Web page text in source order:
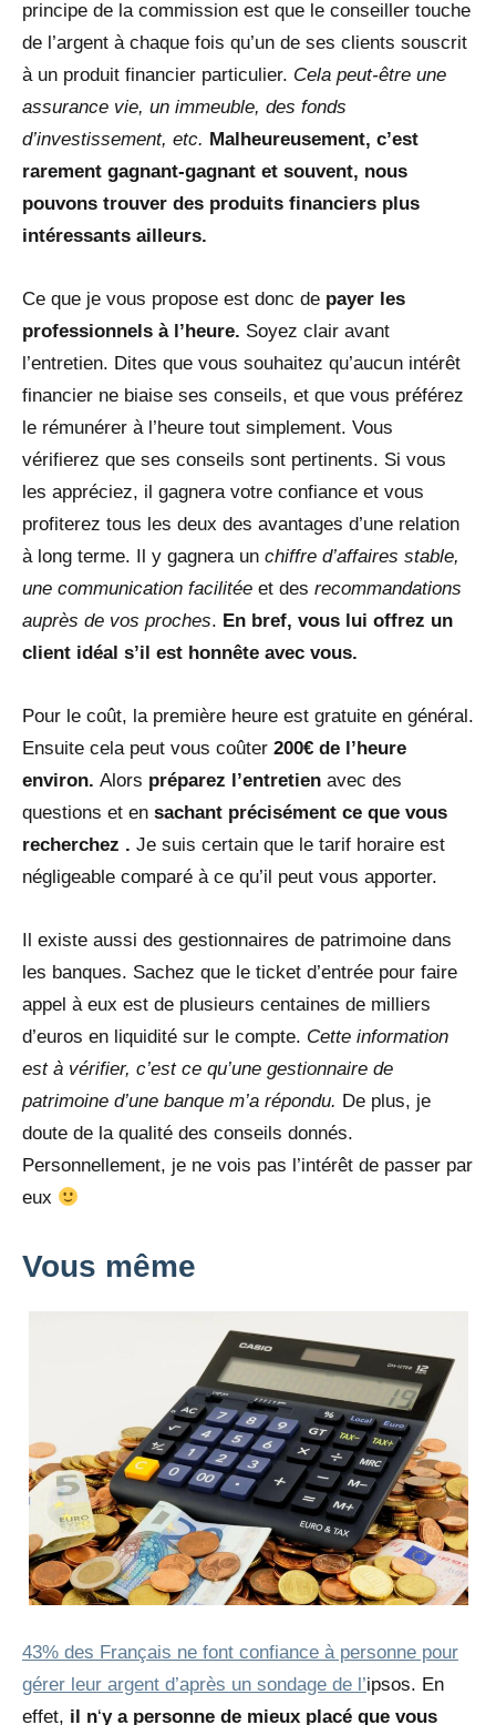
principe de la commission est que le conseiller touche
de l’argent à chaque fois qu’un de ses clients souscrit
à un produit financier particulier. Cela peut-être une
assurance vie, un immeuble, des fonds
d’investissement, etc. Malheureusement, c’est
rarement gagnant-gagnant et souvent, nous
pouvons trouver des produits financiers plus
intéressants ailleurs.
Ce que je vous propose est donc de payer les
professionnels à l’heure. Soyez clair avant
l’entretien. Dites que vous souhaitez qu’aucun intérêt
financier ne biaise ses conseils, et que vous préférez
le rémunérer à l’heure tout simplement. Vous
vérifierez que ses conseils sont pertinents. Si vous
les appréciez, il gagnera votre confiance et vous
profiterez tous les deux des avantages d’une relation
à long terme. Il y gagnera un chiffre d’affaires stable,
une communication facilitée et des recommandations
auprès de vos proches. En bref, vous lui offrez un
client idéal s’il est honnête avec vous.
Pour le coût, la première heure est gratuite en général.
Ensuite cela peut vous coûter 200€ de l’heure
environ. Alors préparez l’entretien avec des
questions et en sachant précisément ce que vous
recherchez . Je suis certain que le tarif horaire est
négligeable comparé à ce qu’il peut vous apporter.
Il existe aussi des gestionnaires de patrimoine dans
les banques. Sachez que le ticket d’entrée pour faire
appel à eux est de plusieurs centaines de milliers
d’euros en liquidité sur le compte. Cette information
est à vérifier, c’est ce qu’une gestionnaire de
patrimoine d’une banque m’a répondu. De plus, je
doute de la qualité des conseils donnés.
Personnellement, je ne vois pas l’intérêt de passer par
eux
Vous même
43% des Français ne font confiance à personne pour
gérer leur argent d’après un sondage de l’ipsos. En
effet, il n‘y a personne de mieux placé que vous